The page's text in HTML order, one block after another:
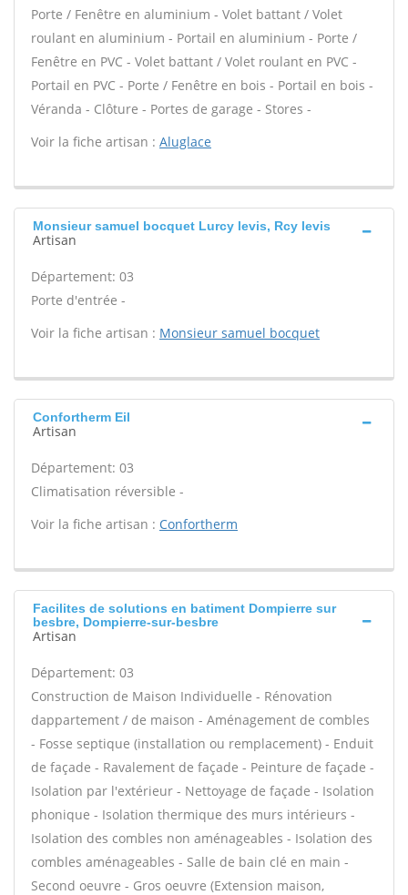
Porte / Fenêtre en aluminium - Volet battant / Volet
roulant en aluminium - Portail en aluminium - Porte /
Fenêtre en PVC - Volet battant / Volet roulant en PVC -
Portail en PVC - Porte / Fenêtre en bois - Portail en bois -
Véranda - Clôture - Portes de garage - Stores -
Voir la fiche artisan : Aluglace
Monsieur samuel bocquet Lurcy levis, Rcy levis
Artisan
Département: 03
Porte d'entrée -
Voir la fiche artisan : Monsieur samuel bocquet
Confortherm Eil
Artisan
Département: 03
Climatisation réversible -
Voir la fiche artisan : Confortherm
Facilites de solutions en batiment Dompierre sur
besbre, Dompierre-sur-besbre
Artisan
Département: 03
Construction de Maison Individuelle - Rénovation
dappartement / de maison - Aménagement de combles
- Fosse septique (installation ou remplacement) - Enduit
de façade - Ravalement de façade - Peinture de façade -
Isolation par l'extérieur - Nettoyage de façade - Isolation
phonique - Isolation thermique des murs intérieurs -
Isolation des combles non aménageables - Isolation des
combles aménageables - Salle de bain clé en main -
Second oeuvre - Gros oeuvre (Extension maison,